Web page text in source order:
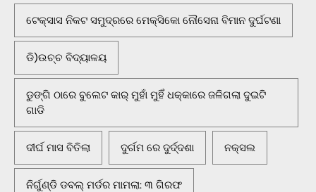
ଟେକ୍ସାସ ନିକଟ ସମୁଦ୍ରରେ ମେକ୍ସିକୋ ନୌସେନା ବିମାନ ଦୁର୍ଘଟଣା
ଡି)ଉଚ୍ଚ ବିଦ୍ୟାଳୟ
ଡୁଙ୍ଗି ଠାରେ ବୁଲେଟ କାର୍ ମୁହାଁ ମୁହିଁ ଧକ୍କାରେ ଜଳିଗଲା ଦୁଇଟି
ଗାଡି
ଦୀର୍ଘ ମାସ ବିତିଲା ଦୁର୍ଗମ ରେ ଦୁର୍ଦ୍ଦଶା ନକ୍ସଲ
ନିର୍ଗୁଣ୍ଡି ଡବଲ୍ ମର୍ଡର ମାମଲା: ୩ ଗିରଫ